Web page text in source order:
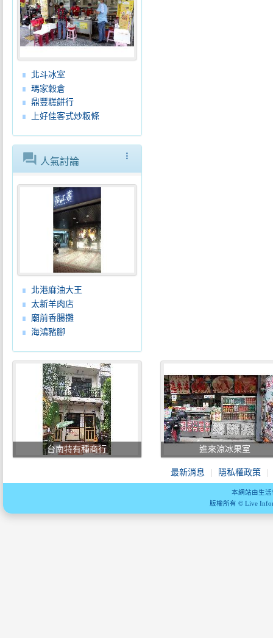
北斗冰室
瑪家穀倉
鼎豐糕餅行
上好佳客式炒粄條
more_vert
forum 人氣討論
北港麻油大王
太新羊肉店
廟前香腸攤
海鴻豬腳
台南特有種商行 進來涼冰果室
最新消息 隱私權政策
本網站由生
版權所有 © Live